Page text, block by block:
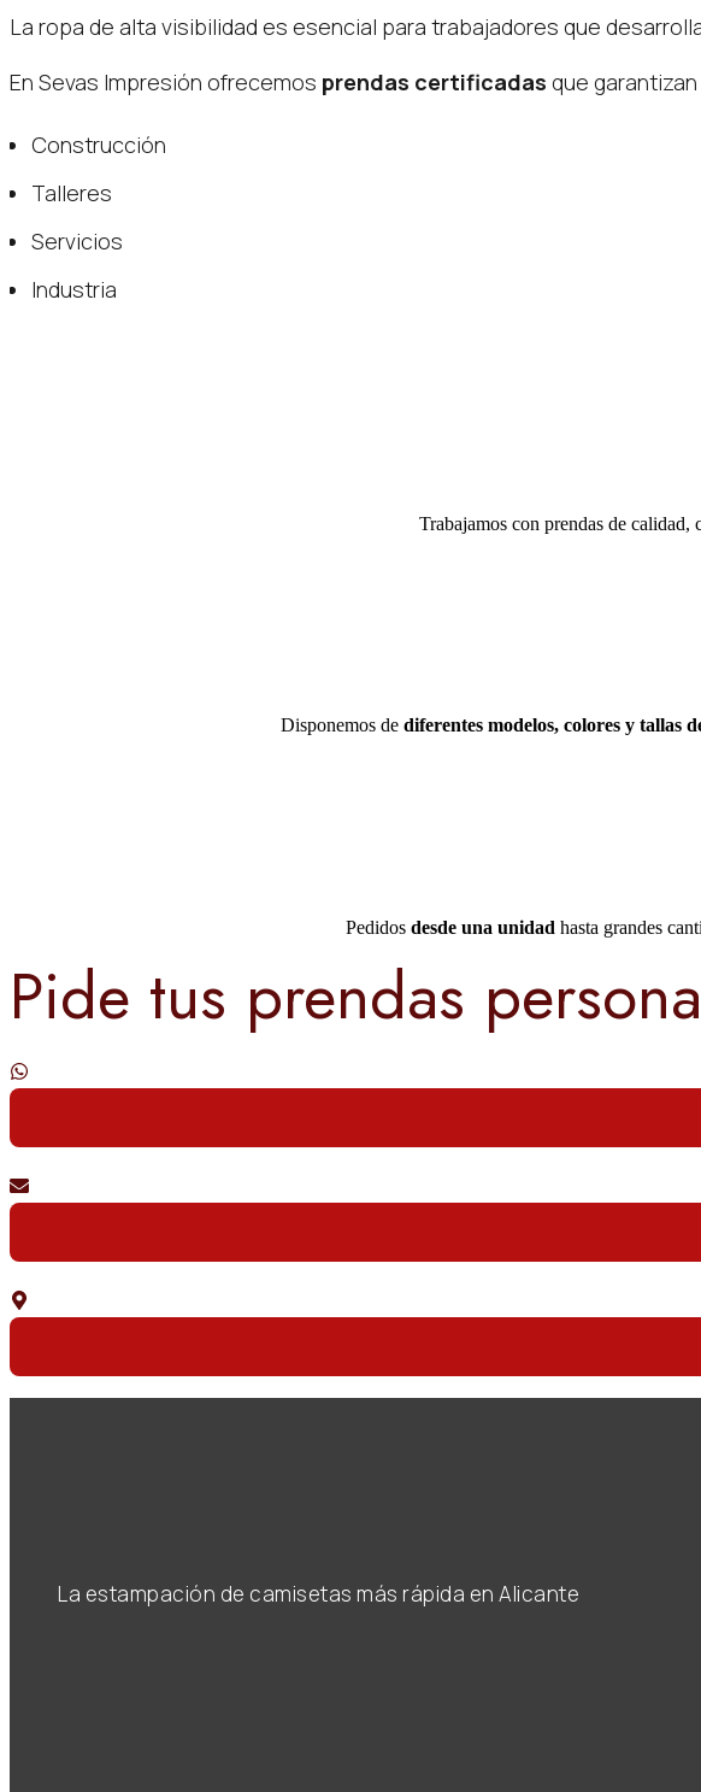
La ropa de alta visibilidad es esencial para trabajadores que
En Sevas Impresión ofrecemos prendas certificadas que
Construcción
Talleres
Servicios
Industria
Trabajamos con prendas de calidad,
Disponemos de diferentes modelos, colores y tallas
Pedidos desde una unidad hasta grandes
Pide tus prendas
La estampación de camisetas más rápida en Alicante